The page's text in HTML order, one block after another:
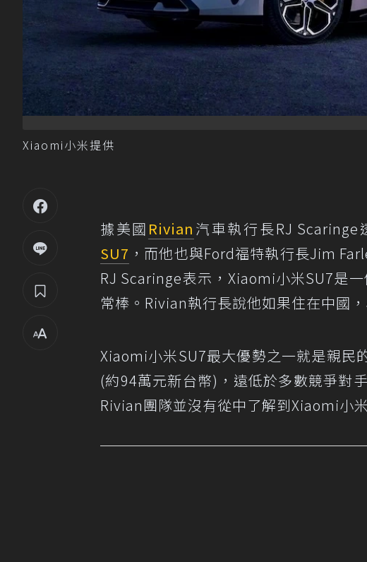
Xiaomi小米提供
據美國 Rivian 汽車執行長RJ
SU7 ，而他也與Ford福特執行長Jim
RJ Scaringe表示，Xiaomi小米SU7是
常棒。Rivian執行長說他如果住在中國
Xiaomi小米SU7最大優勢之一就是親民
(約94萬元新台幣)，遠低於多數競爭對
Rivian團隊並沒有從中了解到Xiaomi小